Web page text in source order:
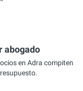
abogado
en Adra compiten